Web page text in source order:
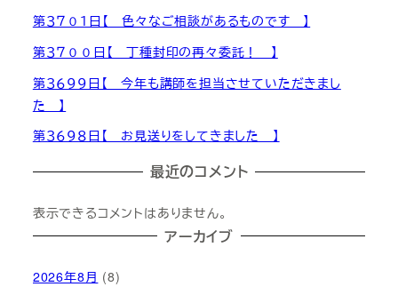
第３７０１日【 色々なご相談があるものです 】
第３７００日【 丁種封印の再々委託！ 】
第３６９９日【 今年も講師を担当させていただきまし
た 】
第３６９８日【 お見送りをしてきました 】
最近のコメント
表示できるコメントはありません。
アーカイブ
2026年8月 (8)